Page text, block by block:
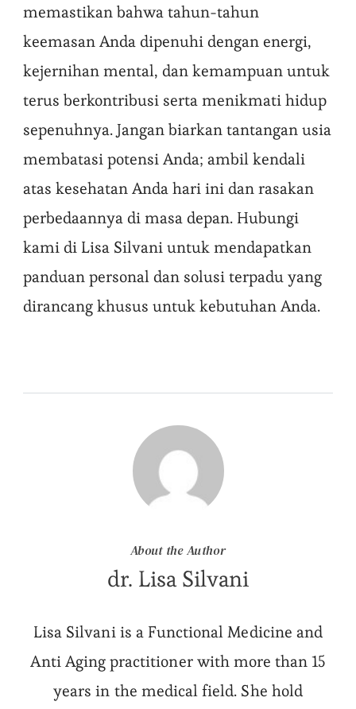
memastikan bahwa tahun-tahun
keemasan Anda dipenuhi dengan energi,
kejernihan mental, dan kemampuan untuk
terus berkontribusi serta menikmati hidup
sepenuhnya. Jangan biarkan tantangan usia
membatasi potensi Anda; ambil kendali
atas kesehatan Anda hari ini dan rasakan
perbedaannya di masa depan. Hubungi
kami di Lisa Silvani untuk mendapatkan
panduan personal dan solusi terpadu yang
dirancang khusus untuk kebutuhan Anda.
About the Author
dr. Lisa Silvani
Lisa Silvani is a Functional Medicine and
Anti Aging practitioner with more than 15
years in the medical field. She hold